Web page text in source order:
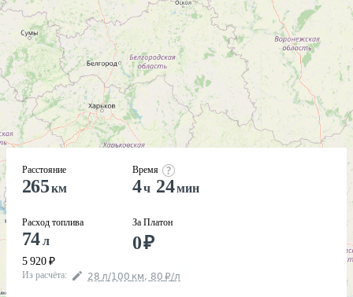
Расстояние
265км
Расход топлива
74л
5 920 ₽
Время
4ч 24мин
За Платон
0₽
Из расчёта: 28 л/100 км, 80 ₽/л